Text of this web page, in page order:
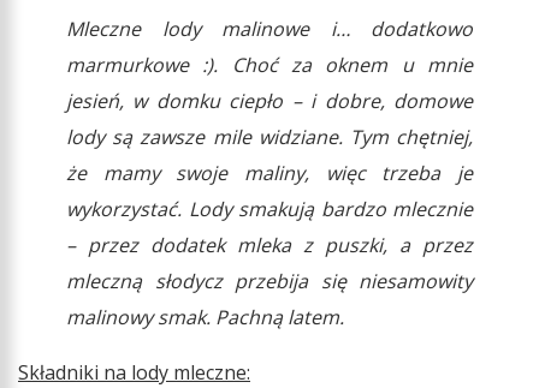
Mleczne lody malinowe i… dodatkowo
marmurkowe :). Choć za oknem u mnie
jesień, w domku ciepło – i dobre, domowe
lody są zawsze mile widziane. Tym chętniej,
że mamy swoje maliny, więc trzeba je
wykorzystać. Lody smakują bardzo mlecznie
– przez dodatek mleka z puszki, a przez
mleczną słodycz przebija się niesamowity
malinowy smak. Pachną latem.
Składniki na lody mleczne: